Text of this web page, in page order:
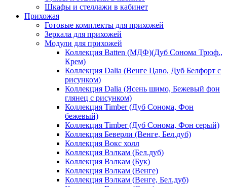
Шкафы и стеллажи в кабинет
Прихожая
Готовые комплекты для прихожей
Зеркала для прихожей
Модули для прихожей
Коллекция Batten (МДФ)(Дуб Сонома Трюф.,
Крем)
Коллекция Dalia (Венге Цаво, Дуб Белфорт с
рисунком)
Коллекция Dalia (Ясень шимо, Бежевый фон
глянец с рисунком)
Коллекция Timber (Дуб Сонома, Фон
бежевый)
Коллекция Timber (Дуб Сонома, Фон серый)
Коллекция Беверли (Венге, Бел.дуб)
Коллекция Вокс холл
Коллекция Вэлкам (Бел.дуб)
Коллекция Вэлкам (Бук)
Коллекция Вэлкам (Венге)
Коллекция Вэлкам (Венге, Бел.дуб)